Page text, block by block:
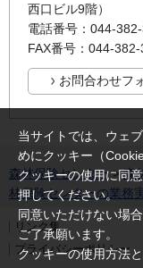
西口ビル9階）
電話番号：044-
FAX番号：044-
森林保険センター>森
林保険センターの業務
リンク集
プライバシーポリシー
当サイトでは、ウェ
めにクッキー（
クッキーの使用に同
押してください。
同意いただけない場
ご了承願います。
クッキーの使用方法